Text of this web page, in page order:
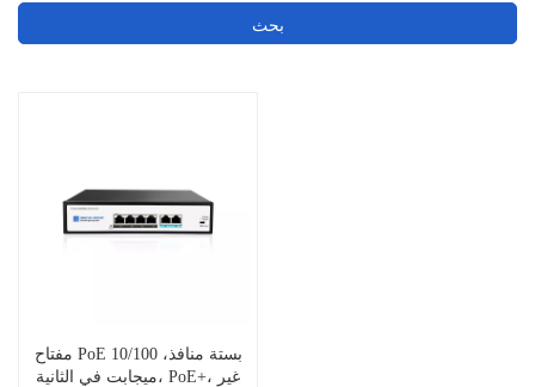
بحث
مفتاح PoE بستة منافذ، 10/100
ميجابت في الثانية، PoE+، غير